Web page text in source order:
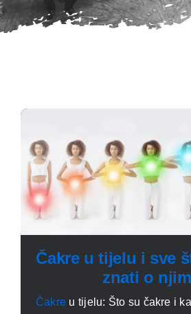
Čakre u tijelu i sve
znati o
Čakre u tijelu: Što su čakre i